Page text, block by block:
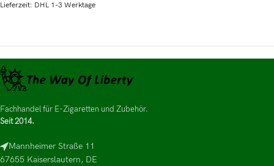
Lieferzeit: DHL 1-3 Werktage
Fachhandel für E-Zigaretten und Zubehör.
Seit 2014.
Mannheimer Straße 11
67655 Kaiserslautern, DE